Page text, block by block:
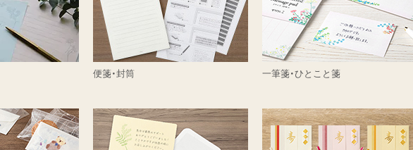
便箋・封筒 一筆箋・ひとこと箋